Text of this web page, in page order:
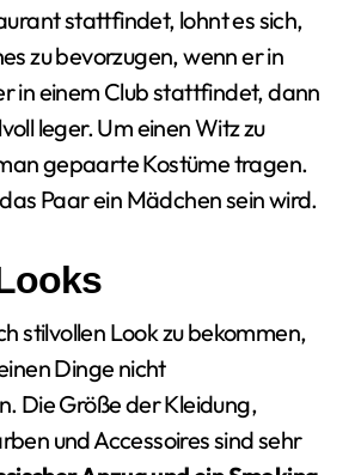
stattfindet, lohnt es sich,
zu bevorzugen, wenn er in
in einem Club stattfindet, dann
leger. Um einen Witz zu
gepaarte Kostüme tragen.
Paar ein Mädchen sein wird.
stilvollen Look zu bekommen,
Dinge nicht
Die Größe der Kleidung,
und Accessoires sind sehr